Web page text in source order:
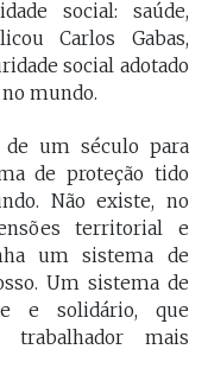
social: saúde,
Carlos Gabas,
social adotado
mundo.
de um século para
de proteção tido
Não existe, no
territorial e
um sistema de
Um sistema de
e solidário, que
trabalhador mais